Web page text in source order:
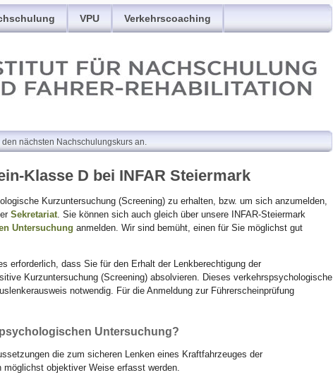
VPU Verkehrscoaching
nächsten Nachschulungskurs an.
Klasse D bei INFAR Steiermark
Kurzuntersuchung (Screening) zu erhalten, bzw. um sich anzumelden,
Sekretariat. Sie können sich auch gleich über unsere INFAR-Steiermark
Untersuchung anmelden. Wir sind bemüht, einen für Sie möglichst gut
erforderlich, dass Sie für den Erhalt der Lenkberechtigung der
Kurzuntersuchung (Screening) absolvieren. Dieses verkehrspsychologische
notwendig. Für die Anmeldung zur Führerscheinprüfung
Untersuchung?
die zum sicheren Lenken eines Kraftfahrzeuges der
objektiver Weise erfasst werden.